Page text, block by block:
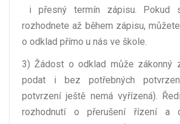
i přesný termín zápisu. Pokud
rozhodnete až během zápisu,
o odklad přímo u nás ve škole.
3) Žádost o odklad může zákonný
podat i bez potřebných
potvrzení ještě nemá vyřízená).
rozhodnutí o přerušení řízení a